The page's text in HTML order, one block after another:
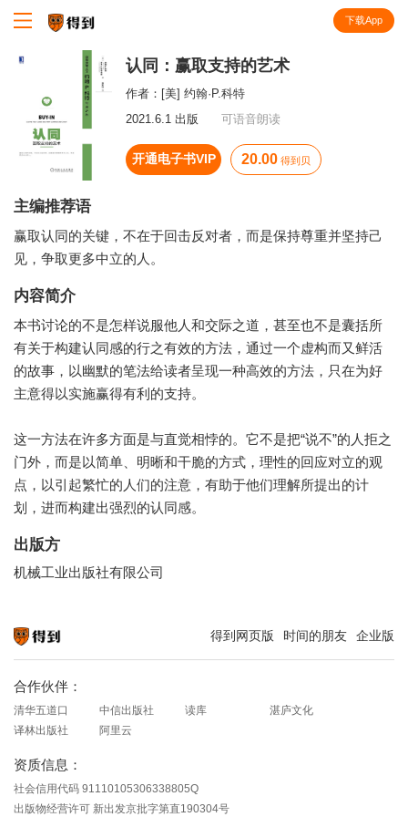
下载App
认同：赢取支持的艺术
作者： [美] 约翰·P.科特
2021.6.1 出版
可语音朗读
开通电子书VIP 20.00 得到贝
主编推荐语
赢取认同的关键，不在于回击反对者，而是保持尊重并坚持己
见，争取更多中立的人。
内容简介
本书讨论的不是怎样说服他人和交际之道，甚至也不是囊括所
有关于构建认同感的行之有效的方法，通过一个虚构而又鲜活
的故事，以幽默的笔法给读者呈现一种高效的方法，只在为好
主意得以实施赢得有利的支持。
这一方法在许多方面是与直觉相悖的。它不是把“说不”的人拒之
门外，而是以简单、明晰和干脆的方式，理性的回应对立的观
点，以引起繁忙的人们的注意，有助于他们理解所提出的计
划，进而构建出强烈的认同感。
出版方
机械工业出版社有限公司
得到网页版 时间的朋友 企业版
合作伙伴：
清华五道口 中信出版社 读库
湛庐文化
译林出版社
阿里云
资质信息：
社会信用代码 91110105306338805Q
出版物经营许可 新出发京批字第直190304号